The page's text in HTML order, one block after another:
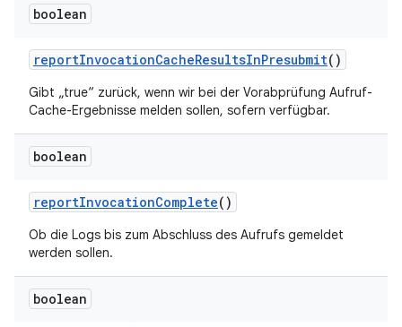
boolean
reportInvocationCacheResultsInPresubmit()
Gibt „true“ zurück, wenn wir bei der Vorabprüfung Aufruf-
Cache-Ergebnisse melden sollen, sofern verfügbar.
boolean
reportInvocationComplete()
Ob die Logs bis zum Abschluss des Aufrufs gemeldet
werden sollen.
boolean